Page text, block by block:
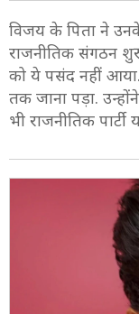
विजय के पिता ने
राजनीतिक संगठन
को ये पसंद नहीं आया.
तक जाना पड़ा.
भी राजनीतिक